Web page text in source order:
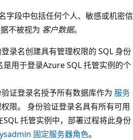
字段中包括任何个人、敏感或机密信
不被视为 客户数据。
录名创建具有管理权限的 SQL 身份
是用于登录Azure SQL 托管实例的个
证登录名授予所有数据库作为 服务
限。 身份验证登录名具有所有可用
托管实例中，部署过程将此身份
固定服务器角色。